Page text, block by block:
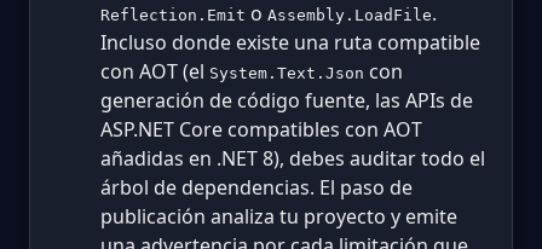
Reflection.Emit o Assembly.LoadFile.
Incluso donde existe una ruta compatible
con AOT (el System.Text.Json con
generación de código fuente, las APIs de
ASP.NET Core compatibles con AOT
añadidas en .NET 8), debes auditar todo el
árbol de dependencias. El paso de
publicación analiza tu proyecto y emite